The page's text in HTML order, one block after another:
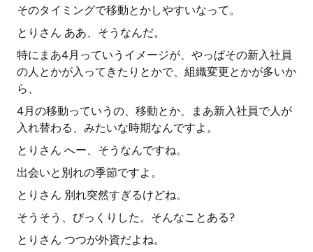
そのタイミングで移動とかしやすいなって。
とりさん ああ、そうなんだ。
特にまあ4月っていうイメージが、やっぱその新入社員
の人とかが入ってきたりとかで、組織変更とかが多いか
ら、
4月の移動っていうの、移動とか、まあ新入社員で人が
入れ替わる、みたいな時期なんですよ。
とりさん へー、そうなんですね。
出会いと別れの季節ですよ。
とりさん 別れ突然すぎるけどね。
そうそう、びっくりした。そんなことある?
とりさん つつが外資だよね。